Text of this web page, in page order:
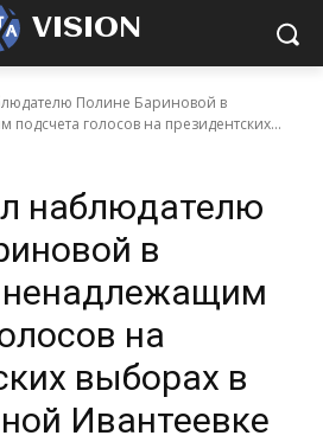
VISION
Полине Бариновой в
голосов на президентских...
наблюдателю
в
ненадлежащим
на
выборах в
Ивантеевке